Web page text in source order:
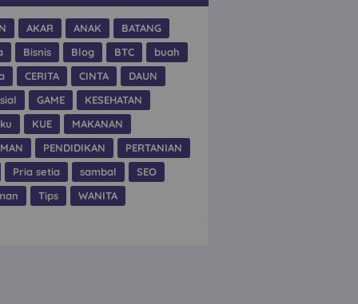
AKAR ANAK
BATANG
Bisnis Blog BTC
buah
CERITA CINTA
DAUN
GAME
KESEHATAN
KUE
MAKANAN
PENDIDIKAN
PERTANIAN
Pria setia sambal
SEO
Tips WANITA